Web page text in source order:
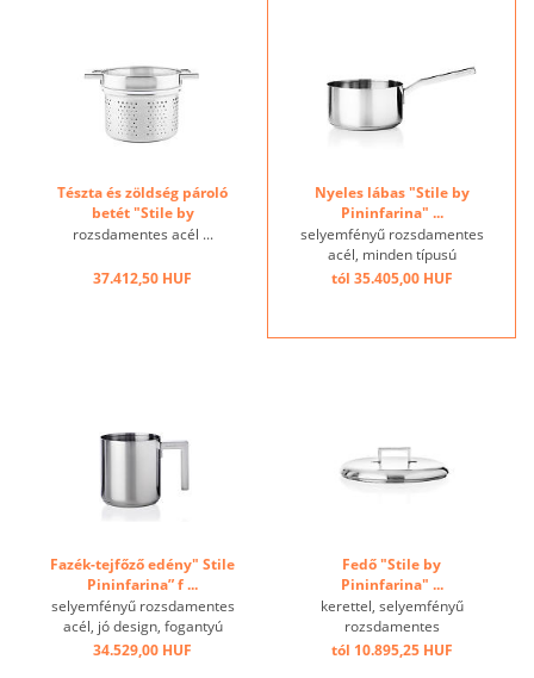
Tészta és zöldség pároló
betét "Stile by
Pininfarina" ...
rozsdamentes acél ...
37.412,50 HUF
Nyeles lábas "Stile by
Pininfarina" ...
selyemfényű rozsdamentes
acél, minden típusú
tűzhelyhez ...
tól 35.405,00 HUF
Fazék-tejfőző edény" Stile
Pininfarina” f ...
selyemfényű rozsdamentes
acél, jó design, fogantyú
függőleges, alkalmas
34.529,00 HUF
Fedő "Stile by
Pininfarina" ...
kerettel, selyemfényű
rozsdamentes
acél,domború ...
tól 10.895,25 HUF